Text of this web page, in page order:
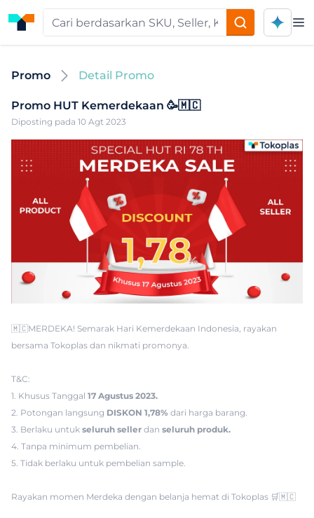
Promo Detail Promo
Promo HUT Kemerdekaan 🥳🇲🇨
Diposting pada 10 Agt 2023
🇲🇨MERDEKA! Semarak Hari Kemerdekaan Indonesia, rayakan
bersama Tokoplas dan nikmati promonya.
T&C:
1. Khusus Tanggal 17 Agustus 2023.
2. Potongan langsung DISKON 1,78% dari harga barang.
3. Berlaku untuk seluruh seller dan seluruh produk.
4. Tanpa minimum pembelian.
5. Tidak berlaku untuk pembelian sample.
Rayakan momen Merdeka dengan belanja hemat di Tokoplas 🛒🇲🇨